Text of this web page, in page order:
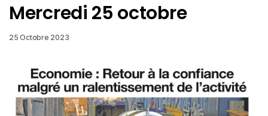
Mercredi 25 octobre
25 Octobre 2023